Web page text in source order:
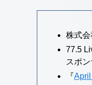
株式
77.5
スポ
『